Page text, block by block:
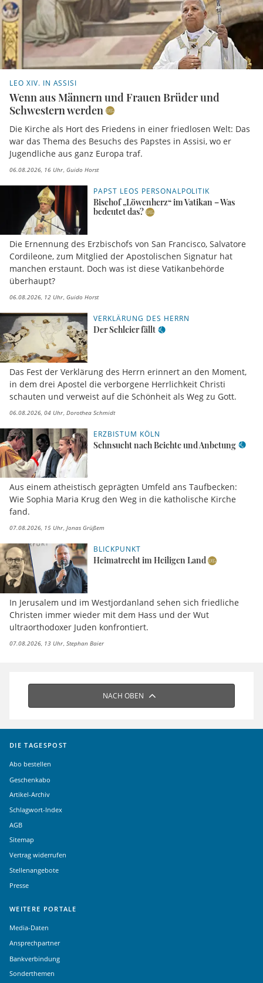
LEO XIV. IN ASSISI
Wenn aus Männern und Frauen Brüder und
Schwestern werden
Die Kirche als Hort des Friedens in einer friedlosen Welt: Das
war das Thema des Besuchs des Papstes in Assisi, wo er
Jugendliche aus ganz Europa traf.
06.08.2026, 16 Uhr Guido Horst
PAPST LEOS PERSONALPOLITIK
Bischof „Löwenherz“ im Vatikan – Was
bedeutet das?
Die Ernennung des Erzbischofs von San Francisco, Salvatore
Cordileone, zum Mitglied der Apostolischen Signatur hat
manchen erstaunt. Doch was ist diese Vatikanbehörde
überhaupt?
06.08.2026, 12 Uhr Guido Horst
VERKLÄRUNG DES HERRN
Der Schleier fällt
Das Fest der Verklärung des Herrn erinnert an den Moment,
in dem drei Apostel die verborgene Herrlichkeit Christi
schauten und verweist auf die Schönheit als Weg zu Gott.
06.08.2026, 04 Uhr Dorothea Schmidt
ERZBISTUM KÖLN
Sehnsucht nach Beichte und Anbetung
Aus einem atheistisch geprägten Umfeld ans Taufbecken:
Wie Sophia Maria Krug den Weg in die katholische Kirche
fand.
07.08.2026, 15 Uhr Jonas Grüßem
BLICKPUNKT
Heimatrecht im Heiligen Land
In Jerusalem und im Westjordanland sehen sich friedliche
Christen immer wieder mit dem Hass und der Wut
ultraorthodoxer Juden konfrontiert.
07.08.2026, 13 Uhr Stephan Baier
NACH OBEN
DIE TAGESPOST
Abo bestellen
Geschenkabo
Artikel-Archiv
Schlagwort-Index
AGB
Sitemap
Vertrag widerrufen
Stellenangebote
Presse
WEITERE PORTALE
Media-Daten
Ansprechpartner
Bankverbindung
Sonderthemen